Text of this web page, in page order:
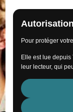
Pour protéger
Elle est lue depuis
leur lecteur, qui